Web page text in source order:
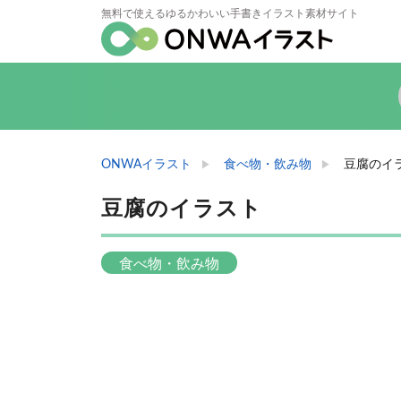
無料で使えるゆるかわいい手書きイラスト素材サイト
ONWAイラスト 食べ物・飲み物 豆腐のイ
豆腐のイラスト
食べ物・飲み物